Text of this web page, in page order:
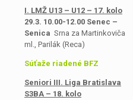
I. LMŽ U13 – U12 – 17. kolo
29.3. 10.00-12.00 Senec –
Senica Srna za Martinkoviča
ml., Parilák (Reca)
Súťaže riadené BFZ
Seniori III. Liga Bratislava
S3BA – 18. kolo